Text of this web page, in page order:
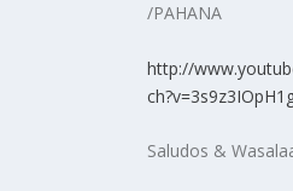
/PAHANA
http://
Saludos &